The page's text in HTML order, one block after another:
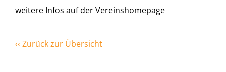
weitere Infos auf der Vereinshomepage
‹‹ Zurück zur Übersicht